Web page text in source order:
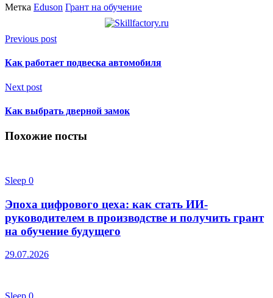
Метка Eduson Грант на обучение
Previous post
Как работает подвеска автомобиля
Next post
Как выбрать дверной замок
Похожие посты
Sleep 0
Эпоха цифрового цеха: как стать ИИ-
руководителем в производстве и получить грант
на обучение будущего
29.07.2026